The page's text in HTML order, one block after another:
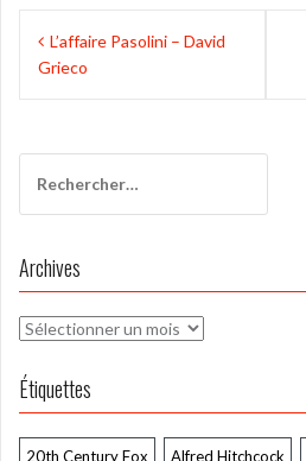
Navigation
deL’affaire Pasolini – David
Grieco
Archives
Archives
Étiquettes
20th Century Fox Alfred Hitchcock